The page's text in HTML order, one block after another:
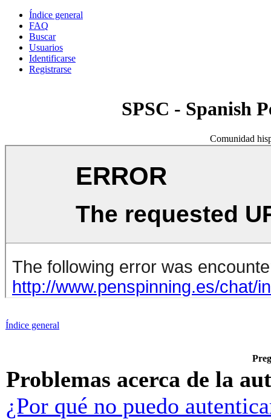
Índice general
FAQ
Buscar
Usuarios
Identificarse
Registrarse
SPSC - Spanish
Comunidad
Índice general
Problemas acerca de la
¿Por qué no puedo